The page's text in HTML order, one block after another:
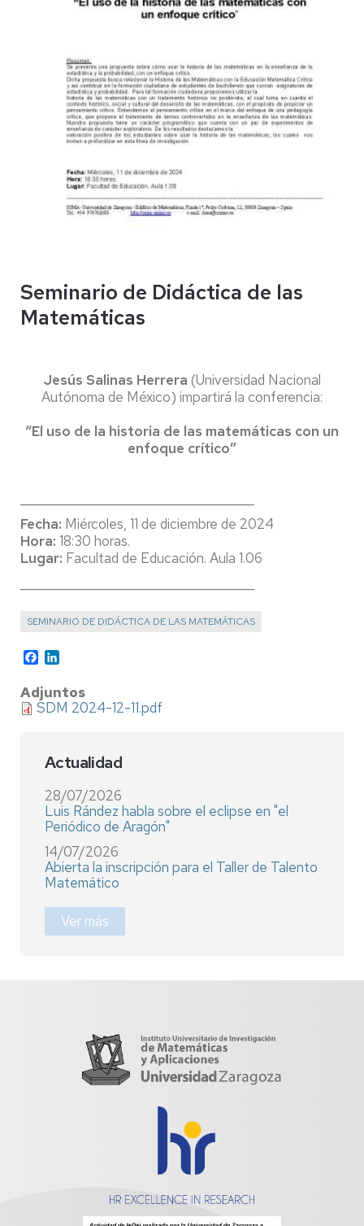
Seminario de Didáctica de las
Matemáticas
Jesús Salinas Herrera (Universidad Nacional
Autónoma de México) impartirá la conferencia:
“El uso de la historia de las matemáticas con un
enfoque crítico”
Fecha: Miércoles, 11 de diciembre de 2024
Hora: 18:30 horas.
Lugar: Facultad de Educación. Aula 1.06
SEMINARIO DE DIDÁCTICA DE LAS MATEMÁTICAS
Facebook
Adjuntos
SDM 2024-12-11.pdf
Actualidad
28/07/2026
Luis Rández habla sobre el eclipse en "el
Periódico de Aragón"
14/07/2026
Abierta la inscripción para el Taller de Talento
Matemático
Ver más